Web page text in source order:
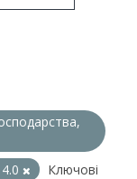
Ключові